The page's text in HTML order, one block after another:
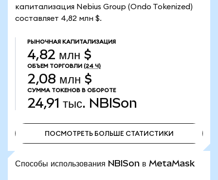
капитализация Nebius Group (Ondo Tokenized)
составляет 4,82 млн $.
РЫНОЧНАЯ КАПИТАЛИЗАЦИЯ
4,82 млн $
ОБЪЕМ ТОРГОВЛИ (24 Ч)
2,08 млн $
СУММА ТОКЕНОВ В ОБОРОТЕ
24,91 тыс. NBISon
ПОСМОТРЕТЬ БОЛЬШЕ СТАТИСТИКИ
Способы использования NBISon в MetaMask